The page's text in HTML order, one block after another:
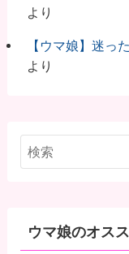
より
【ウマ娘】迷っ
より
ウマ娘のオス